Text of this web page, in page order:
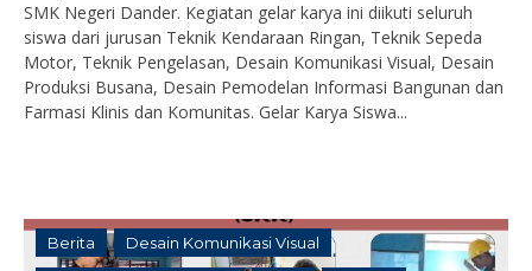
SMK Negeri Dander. Kegiatan gelar karya ini diikuti seluruh
siswa dari jurusan Teknik Kendaraan Ringan, Teknik Sepeda
Motor, Teknik Pengelasan, Desain Komunikasi Visual, Desain
Produksi Busana, Desain Pemodelan Informasi Bangunan dan
Farmasi Klinis dan Komunitas. Gelar Karya Siswa...
Berita Desain Komunikasi Visual